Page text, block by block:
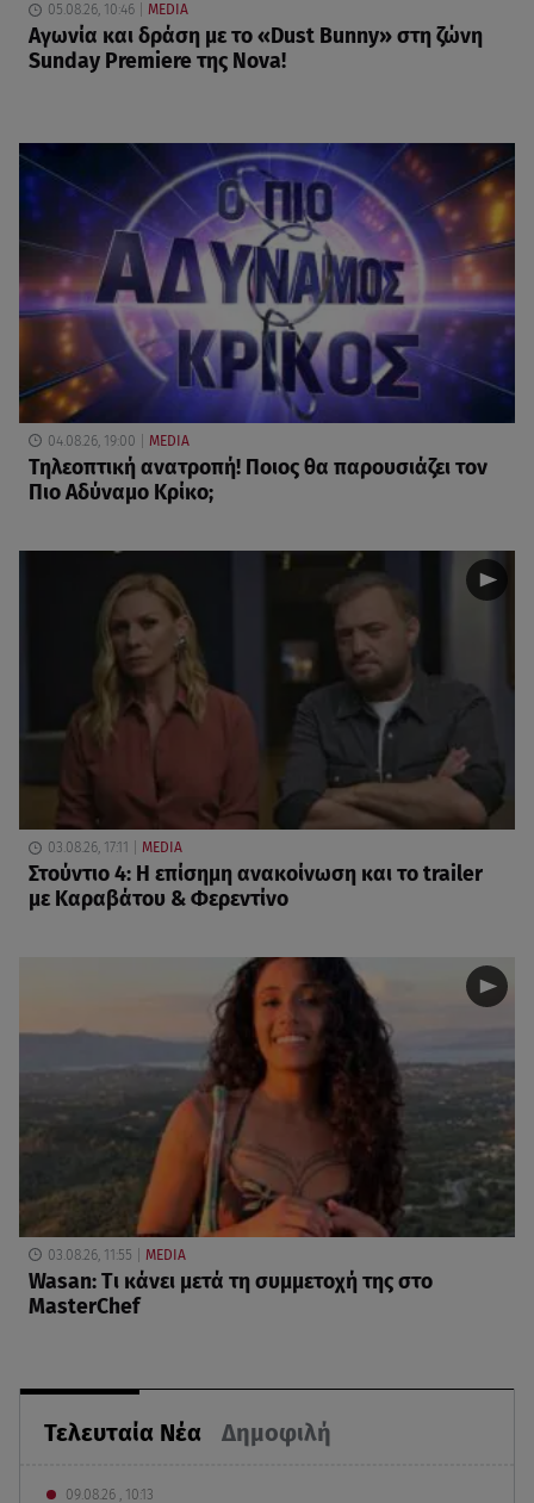
Τελευταία Νέα Δημοφιλή
09.08.26 , 10:13
05.08.26, 10:46 MEDIA
Αγωνία και δράση με το «Dust Bunny» στη ζώνη
Sunday Premiere της Nova!
04.08.26, 19:00 MEDIA
Τηλεοπτική ανατροπή! Ποιος θα παρουσιάζει τον
Πιο Αδύναμο Κρίκο;
03.08.26, 17:11 MEDIA
Στούντιο 4: Η επίσημη ανακοίνωση και το trailer
με Καραβάτου & Φερεντίνο
03.08.26, 11:55 MEDIA
Wasan: Tι κάνει μετά τη συμμετοχή της στο
MasterChef